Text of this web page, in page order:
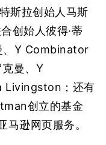
斯拉创始人马斯
创始人彼得·蒂
、Y Combinator
曼、Y
Livingston；还有
创立的基金
逊网页服务。